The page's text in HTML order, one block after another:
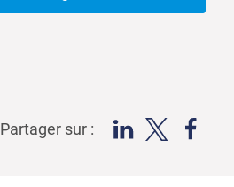
Partager sur :